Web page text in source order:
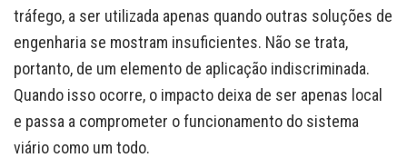
tráfego, a ser utilizada apenas quando outras soluções de
engenharia se mostram insuficientes. Não se trata,
portanto, de um elemento de aplicação indiscriminada.
Quando isso ocorre, o impacto deixa de ser apenas local
e passa a comprometer o funcionamento do sistema
viário como um todo.